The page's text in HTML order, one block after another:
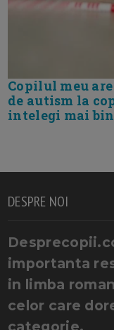
Copilul meu
de autism la
intelegi mai
DESPRE NOI
importanta
in limba
celor care